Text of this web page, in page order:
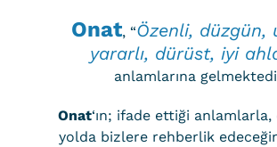
İletişim
Onat, “Özenli, düzgün,
yararlı, dürüst, iyi
anlamlarına
Onat‘ın; ifade ettiği anlamlarla,
yolda bizlere rehberlik